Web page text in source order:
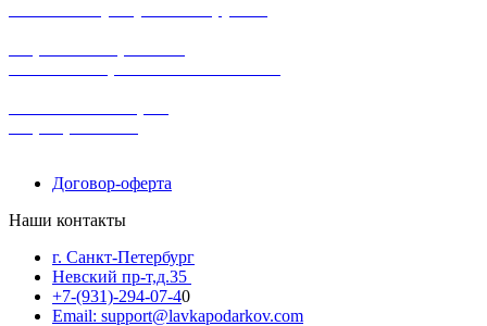
Договор-оферта
Наши контакты
г. Санкт-Петербург
Невский пр-т,д.35
+7-(931)-294-07-40
Email: support@lavkapodarkov.com